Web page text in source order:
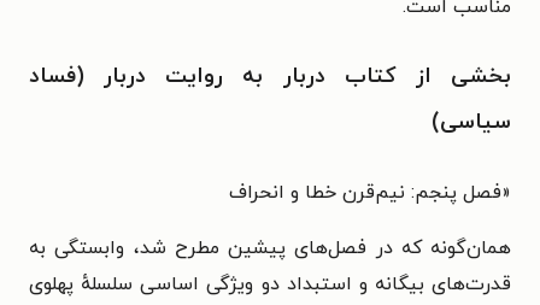
مناسب است.
بخشی از کتاب دربار به روایت دربار (فساد
سیاسی)
«فصل پنجم: نیم‌قرن خطا و انحراف
همان‌گونه که در فصل‌های پیشین مطرح شد، وابستگی به
قدرت‌های بیگانه و استبداد دو ویژگی اساسی سلسلهٔ پهلوی